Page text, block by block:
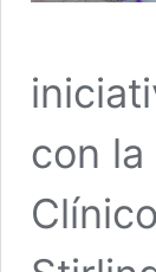
con la